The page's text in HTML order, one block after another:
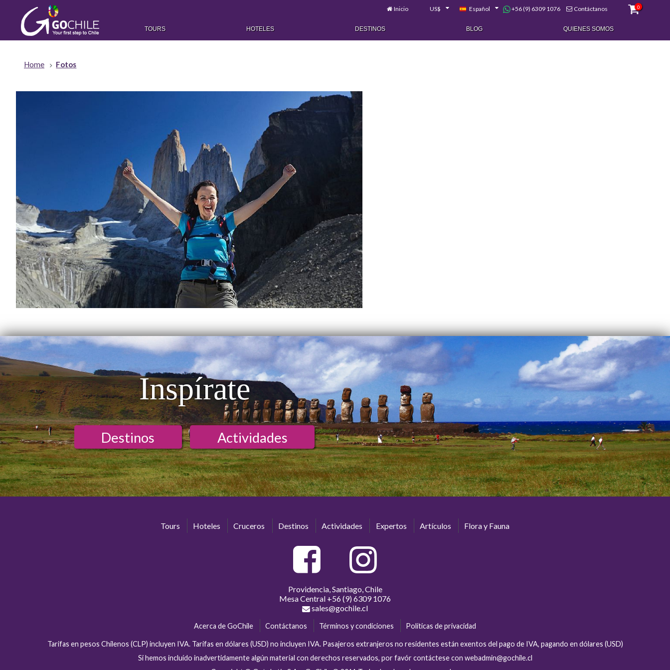
Inicio US$ Español +56 (9) 6309 1076 Contáctanos 0
TOURS HOTELES DESTINOS BLOG QUIENES SOMOS
Home Fotos
Inspírate
Destinos Actividades
Tours Hoteles Cruceros Destinos Actividades Expertos Artículos Flora y Fauna
Providencia, Santiago, Chile
Mesa Central +56 (9) 6309 1076
sales@gochile.cl
Acerca de GoChile Contáctanos Términos y condiciones Políticas de privacidad
Tarifas en pesos Chilenos (CLP) incluyen IVA. Tarifas en dólares (USD) no incluyen IVA. Pasajeros extranjeros no residentes están exentos del pago de IVA, pagando en dólares (USD)
Si hemos incluído inadvertidamente algún material con derechos reservados, por favór contáctese con webadmin@gochile.cl